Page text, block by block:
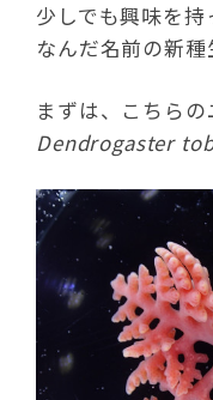
少しでも興味を
なんだ名前の新種
まずは、こちら
Dendrogaster